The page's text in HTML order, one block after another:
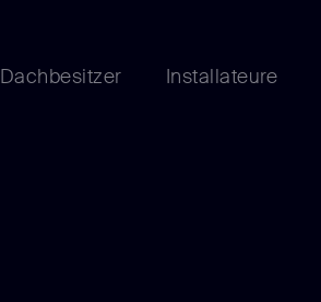
Dachbesitzer Installateure